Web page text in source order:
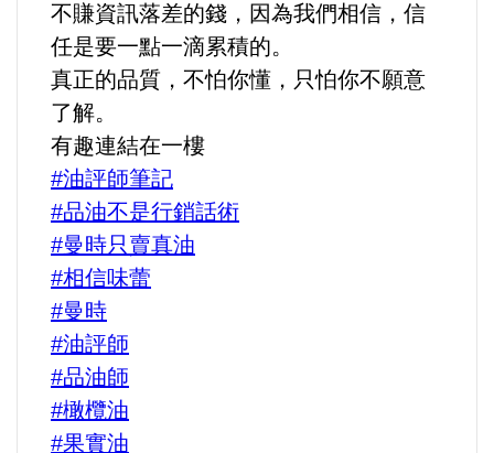
不賺資訊落差的錢，因為我們相信，信
任是要一點一滴累積的。
真正的品質，不怕你懂，只怕你不願意
了解。
有趣連結在一樓
#油評師筆記
#品油不是行銷話術
#曼時只賣真油
#相信味蕾
#曼時
#油評師
#品油師
#橄欖油
#果實油